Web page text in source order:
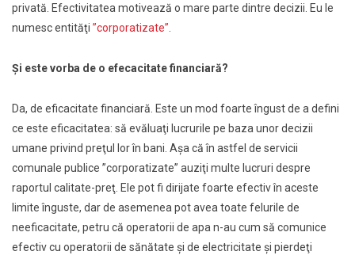
privată. Efectivitatea motivează o mare parte dintre decizii. Eu le
numesc entităţi ”corporatizate”
Şi este vorba de o efecacitate financiară?
Da, de eficacitate financiară. Este un mod foarte îngust de a defini
ce este eficacitatea: să evăluaţi lucrurile pe baza unor decizii
umane privind preţul lor în bani. Aşa că în astfel de servicii
comunale publice ”corporatizate” auziţi multe lucruri despre
raportul calitate-preţ. Ele pot fi dirijate foarte efectiv în aceste
limite înguste, dar de asemenea pot avea toate felurile de
neeficacitate, petru că operatorii de apa n-au cum să comunice
efectiv cu operatorii de sănătate şi de electricitate şi pierdeţi